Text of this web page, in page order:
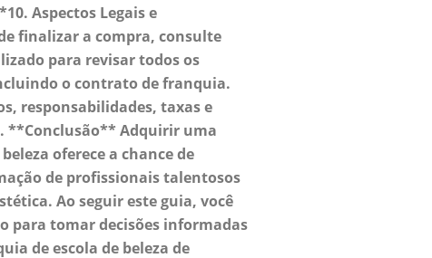
Aspectos Legais e
finalizar a compra, consulte
para revisar todos os
o contrato de franquia.
responsabilidades, taxas e
**Conclusão** Adquirir uma
oferece a chance de
de profissionais talentosos
Ao seguir este guia, você
para tomar decisões informadas
de escola de beleza de